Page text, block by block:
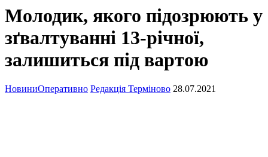
Молодик, якого підозрюють у
зґвалтуванні 13-річної,
залишиться під вартою
НовиниОперативно Редакція Терміново 28.07.2021